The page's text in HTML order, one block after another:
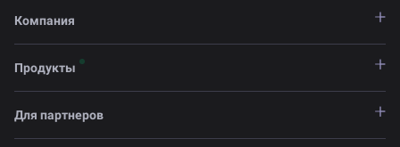
Компания
Продукты
Для партнеров